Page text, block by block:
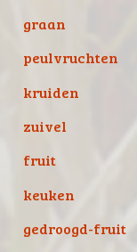
graan
peulvruchten
kruiden
zuivel
fruit
keuken
gedroogd-fruit